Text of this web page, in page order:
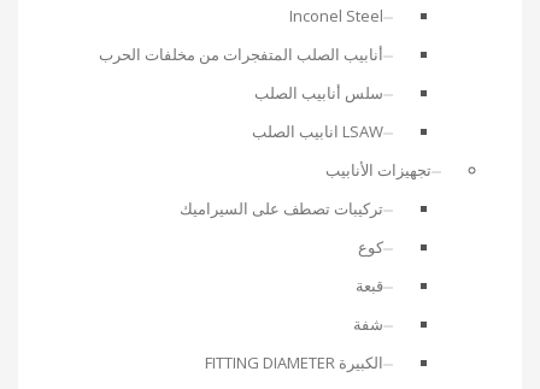
Inconel Steel
أنابيب الصلب المتفجرات من مخلفات الحرب
سلس أنابيب الصلب
LSAW انابيب الصلب
تجهيزات الأنابيب
تركيبات تصطف على السيراميك
كوع
قبعة
شفة
الكبيرة FITTING DIAMETER